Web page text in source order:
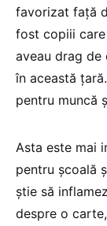
favorizat față
fost copiii
aveau drag de
în această
pentru muncă
Asta este mai
pentru școală
știe să
despre o